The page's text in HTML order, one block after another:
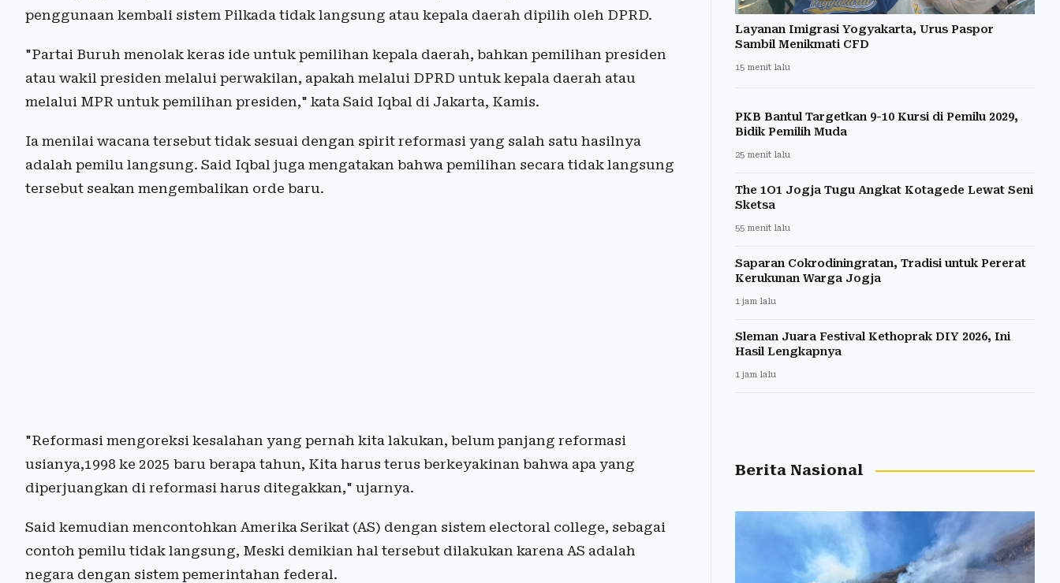
penggunaan kembali sistem Pilkada tidak langsung atau kepala daerah dipilih oleh DPRD.
"Partai Buruh menolak keras ide untuk pemilihan kepala daerah, bahkan pemilihan presiden
atau wakil presiden melalui perwakilan, apakah melalui DPRD untuk kepala daerah atau
melalui MPR untuk pemilihan presiden," kata Said Iqbal di Jakarta, Kamis.
Ia menilai wacana tersebut tidak sesuai dengan spirit reformasi yang salah satu hasilnya
adalah pemilu langsung. Said Iqbal juga mengatakan bahwa pemilihan secara tidak langsung
tersebut seakan mengembalikan orde baru.
"Reformasi mengoreksi kesalahan yang pernah kita lakukan, belum panjang reformasi
usianya,1998 ke 2025 baru berapa tahun, Kita harus terus berkeyakinan bahwa apa yang
diperjuangkan di reformasi harus ditegakkan," ujarnya.
Said kemudian mencontohkan Amerika Serikat (AS) dengan sistem electoral college, sebagai
contoh pemilu tidak langsung, Meski demikian hal tersebut dilakukan karena AS adalah
negara dengan sistem pemerintahan federal.
Layanan Imigrasi Yogyakarta, Urus Paspor
Sambil Menikmati CFD
15 menit lalu
PKB Bantul Targetkan 9-10 Kursi di Pemilu 2029,
Bidik Pemilih Muda
25 menit lalu
The 1O1 Jogja Tugu Angkat Kotagede Lewat Seni
Sketsa
55 menit lalu
Saparan Cokrodiningratan, Tradisi untuk Pererat
Kerukunan Warga Jogja
1 jam lalu
Sleman Juara Festival Kethoprak DIY 2026, Ini
Hasil Lengkapnya
1 jam lalu
Berita Nasional